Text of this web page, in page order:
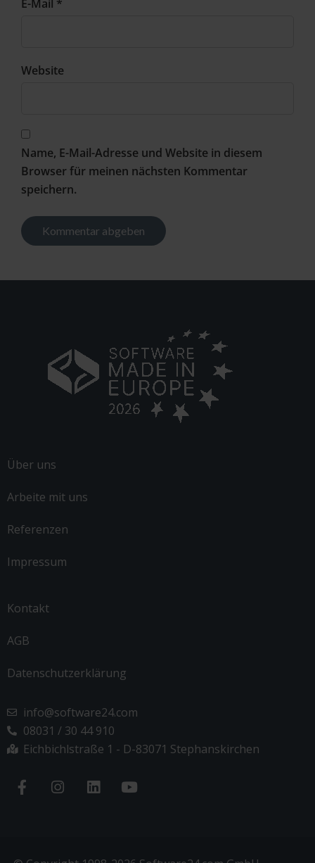
E-Mail *
Website
Name, E-Mail-Adresse und Website in diesem
Browser für meinen nächsten Kommentar
speichern.
Über uns
Arbeite mit uns
Referenzen
Impressum
Kontakt
AGB
Datenschutzerklärung
info@software24.com
08031 / 30 44 910
Eichbichlstraße 1 - D-83071 Stephanskirchen